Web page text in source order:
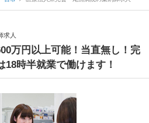
求人
万円以上可能！当直無し！完
時半就業で働けます！